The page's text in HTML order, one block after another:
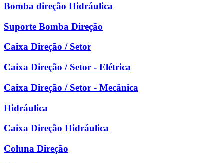
Bomba direção Hidráulica
Suporte Bomba Direção
Caixa Direção / Setor
Caixa Direção / Setor - Elétrica
Caixa Direção / Setor - Mecânica
Hidráulica
Caixa Direção Hidráulica
Coluna Direção